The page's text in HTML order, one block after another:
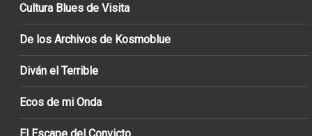
Cultura Blues de Visita
De los Archivos de Kosmoblue
Diván el Terrible
Ecos de mi Onda